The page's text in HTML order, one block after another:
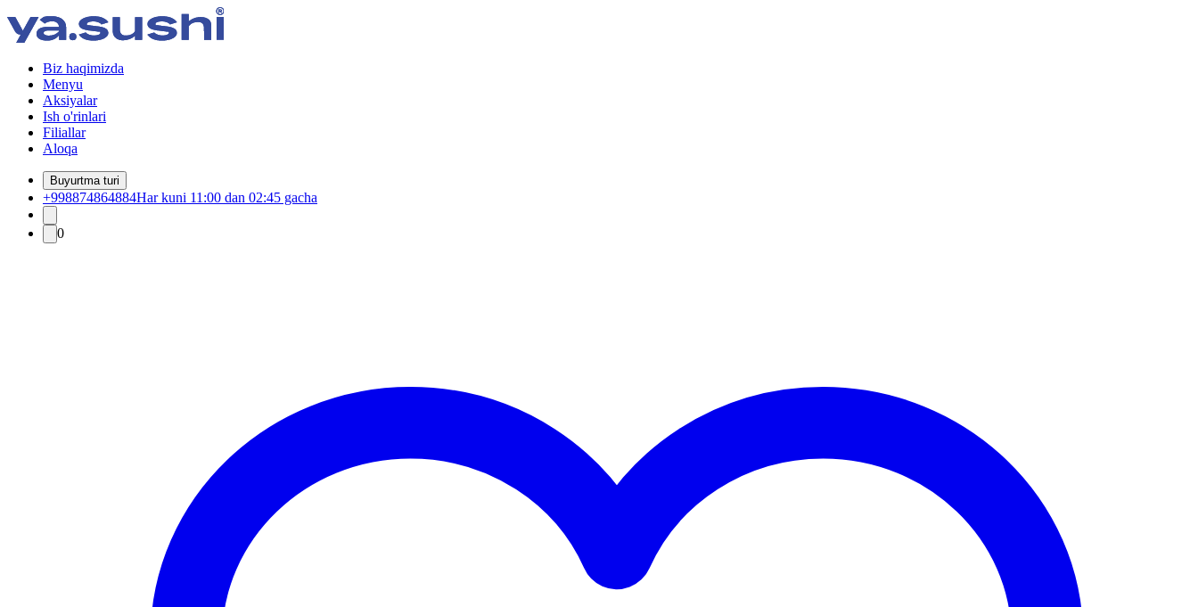
Biz haqimizda
Menyu
Aksiyalar
Ish o'rinlari
Filiallar
Aloqa
Buyurtma turi
+998874864884Har kuni 11:00 dan 02:45 gacha
0